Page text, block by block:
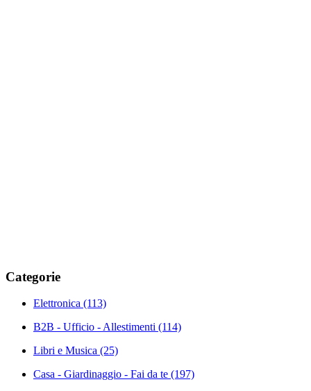
Categorie
Elettronica (113)
B2B - Ufficio - Allestimenti (114)
Libri e Musica (25)
Casa - Giardinaggio - Fai da te (197)